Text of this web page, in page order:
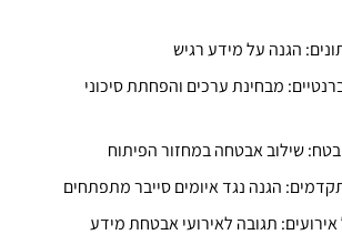
הגנה על מידע רגיש
מבחינת ערכים והפחתת סיכוני
שילוב אבטחה במחזור הפיתוח
הגנה נגד איומים סייבר מתפתחים
אירועים: תגובה לאירועי אבטחת מידע